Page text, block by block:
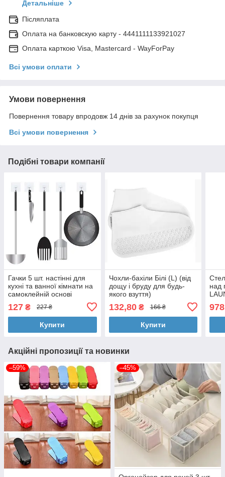
Детальніше
Післяплата
Оплата на банковскую карту - 4441111133921027
Оплата карткою Visa, Mastercard - WayForPay
Всі умови оплати
Умови повернення
Повернення товару впродовж 14 днів за рахунок покупця
Всі умови повернення
Подібні товари компанії
Гачки 5 шт. настінні для
кухні та ванної кімнати на
самоклейній основі
127 ₴ 227 ₴
Купити
Чохли-бахіли Білі (L) (від
дощу і бруду для будь-
якого взуття)
132,80₴ 166 ₴
Купити
над
978
Акційні пропозиції та новинки
–59% –45%